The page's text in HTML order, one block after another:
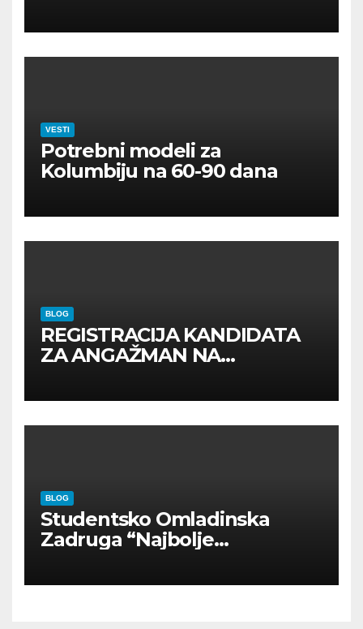
VESTI
Potrebni modeli za
Kolumbiju na 60-90 dana
BLOG
REGISTRACIJA KANDIDATA
ZA ANGAŽMAN NA
BLOG
Studentsko Omladinska
Zadruga “Najbolje